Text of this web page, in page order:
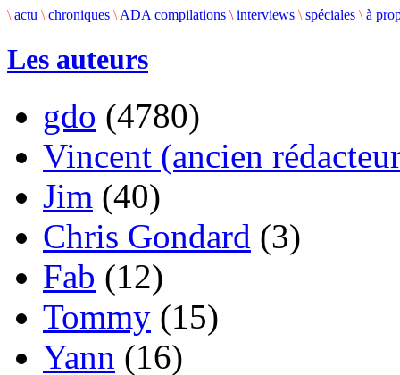
\ actu \ chroniques \ ADA compilations \ interviews \ spéciales \ à
Les auteurs
gdo (4780)
Vincent (ancien
Jim (40)
Chris Gondard (3)
Fab (12)
Tommy (15)
Yann (16)